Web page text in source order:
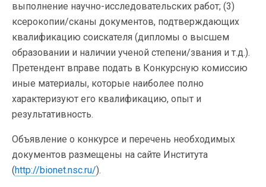
выполнение научно-исследовательских работ; (3)
ксерокопии/сканы документов, подтверждающих
квалификацию соискателя (дипломы о высшем
образовании и наличии ученой степени/звания и т.д.).
Претендент вправе подать в Конкурсную комиссию
иные материалы, которые наиболее полно
характеризуют его квалификацию, опыт и
результативность.
Объявление о конкурсе и перечень необходимых
документов размещены на сайте Института
(http://bionet.nsc.ru/).